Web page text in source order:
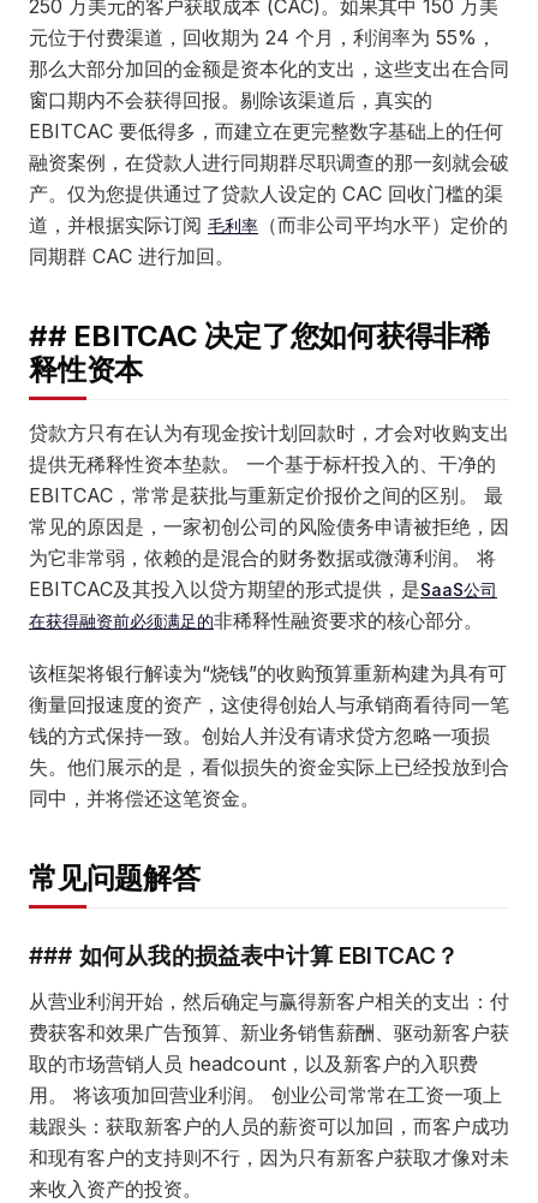
250 万美元的客户获取成本 (CAC)。如果其中 150 万美
元位于付费渠道，回收期为 24 个月，利润率为 55%，
那么大部分加回的金额是资本化的支出，这些支出在合同
窗口期内不会获得回报。剔除该渠道后，真实的
EBITCAC 要低得多，而建立在更完整数字基础上的任何
融资案例，在贷款人进行同期群尽职调查的那一刻就会破
产。仅为您提供通过了贷款人设定的 CAC 回收门槛的渠
道，并根据实际订阅 毛利率 （而非公司平均水平）定价的
同期群 CAC 进行加回。
## EBITCAC 决定了您如何获得非稀
释性资本
贷款方只有在认为有现金按计划回款时，才会对收购支出
提供无稀释性资本垫款。 一个基于标杆投入的、干净的
EBITCAC，常常是获批与重新定价报价之间的区别。 最
常见的原因是，一家初创公司的风险债务申请被拒绝，因
为它非常弱，依赖的是混合的财务数据或微薄利润。 将
EBITCAC及其投入以贷方期望的形式提供，是SaaS公司
在获得融资前必须满足的非稀释性融资要求的核心部分。
该框架将银行解读为“烧钱”的收购预算重新构建为具有可
衡量回报速度的资产，这使得创始人与承销商看待同一笔
钱的方式保持一致。创始人并没有请求贷方忽略一项损
失。他们展示的是，看似损失的资金实际上已经投放到合
同中，并将偿还这笔资金。
常见问题解答
### 如何从我的损益表中计算 EBITCAC？
从营业利润开始，然后确定与赢得新客户相关的支出：付
费获客和效果广告预算、新业务销售薪酬、驱动新客户获
取的市场营销人员 headcount，以及新客户的入职费
用。 将该项加回营业利润。 创业公司常常在工资一项上
栽跟头：获取新客户的人员的薪资可以加回，而客户成功
和现有客户的支持则不行，因为只有新客户获取才像对未
来收入资产的投资。